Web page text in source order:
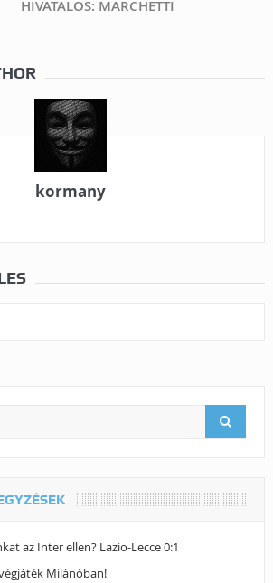
HIVATALOS: MARCHETTI
kormany
az Inter ellen? Lazio-Lecce 0:1
Milánóban!